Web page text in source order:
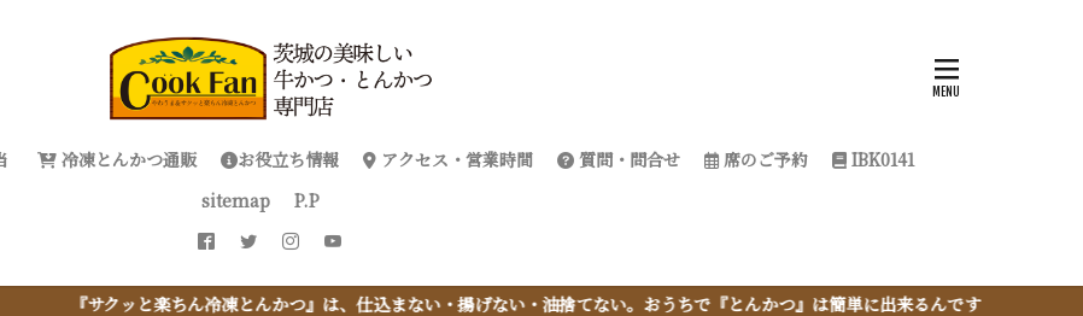
冷凍とんかつ通販 お役立ち情報 アクセス・営業時間 質問・問合せ 席のご予約
IBK0141
sitemap
P.P
んかつ』は、仕込まない・揚げない・油捨てない。おうちで『とんかつ』は簡単に出来るんです